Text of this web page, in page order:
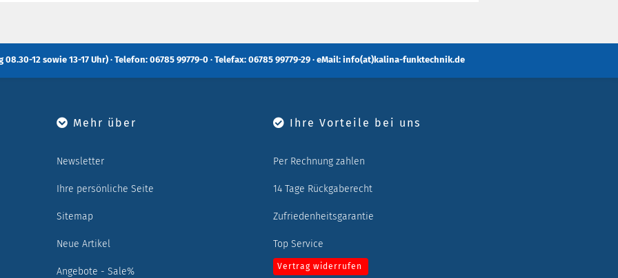
12 sowie 13-17 Uhr) · Telefon: 06785 99779-0 · Telefax: 06785 99779-29 · eMail: info(at)kalina-funktechnik.de
Mehr über
Newsletter
Ihre persönliche Seite
Sitemap
Neue Artikel
Angebote - Sale%
Ihre Vorteile bei uns
Per Rechnung zahlen
14 Tage Rückgaberecht
Zufriedenheitsgarantie
Top Service
Vertrag widerrufen